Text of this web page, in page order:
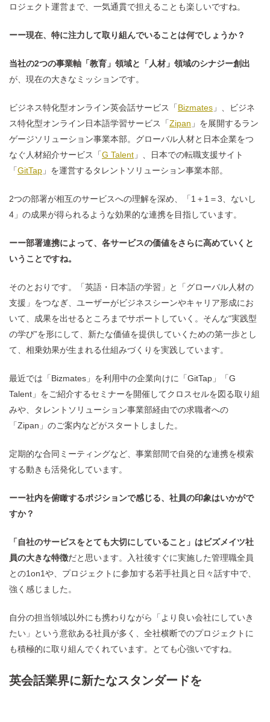
ロジェクト運営まで、一気通貫で担えることも楽しいですね。
ーー現在、特に注力して取り組んでいることは何でしょうか？
当社の2つの事業軸「教育」領域と「人材」領域のシナジー創出
が、現在の大きなミッションです。
ビジネス特化型オンライン英会話サービス「Bizmates 」、ビジネ
ス特化型オンライン日本語学習サービス「Zipan 」を展開するラン
ゲージソリューション事業本部。グローバル人材と日本企業をつ
なぐ人材紹介サービス「G Talent 」、日本での転職支援サイト
「GitTap 」を運営するタレントソリューション事業本部。
2つの部署が相互のサービスへの理解を深め、「1＋1＝3、ないし
4」の成果が得られるような効果的な連携を目指しています。
ーー部署連携によって、各サービスの価値をさらに高めていくと
いうことですね。
そのとおりです。「英語・日本語の学習」と「グローバル人材の
支援」をつなぎ、ユーザーがビジネスシーンやキャリア形成にお
いて、成果を出せるところまでサポートしていく。そんな“実践型
の学び”を形にして、新たな価値を提供していくための第一歩とし
て、相乗効果が生まれる仕組みづくりを実践しています。
最近では「Bizmates」を利用中の企業向けに「GitTap」「G
Talent」をご紹介するセミナーを開催してクロスセルを図る取り組
みや、タレントソリューション事業部経由での求職者への
「Zipan」のご案内などがスタートしました。
定期的な合同ミーティングなど、事業部間で自発的な連携を模索
する動きも活発化しています。
ーー社内を俯瞰するポジションで感じる、社員の印象はいかがで
すか？
「自社のサービスをとても大切にしていること」はビズメイツ社
員の大きな特徴だと思います。入社後すぐに実施した管理職全員
との1on1や、プロジェクトに参加する若手社員と日々話す中で、
強く感じました。
自分の担当領域以外にも携わりながら「より良い会社にしていき
たい」という意欲ある社員が多く、全社横断でのプロジェクトに
も積極的に取り組んでくれています。とても心強いですね。
英会話業界に新たなスタンダードを